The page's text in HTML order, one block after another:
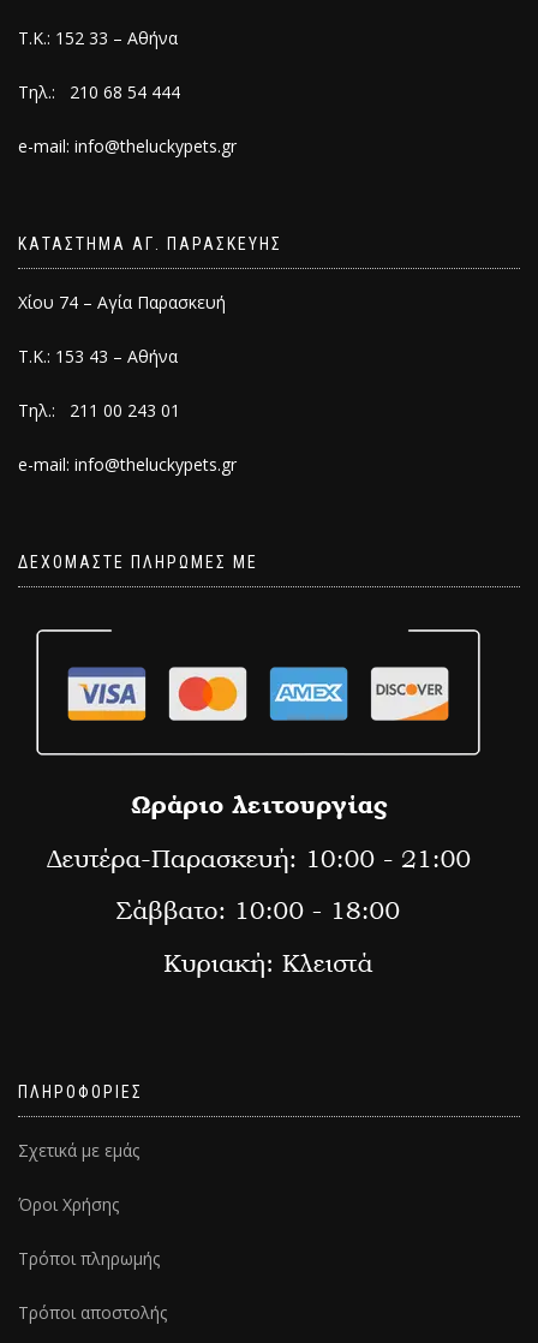
Τ.Κ.: 152 33 – Αθήνα
Τηλ.: 210 68 54 444
e-mail: info@theluckypets.gr
ΚΑΤΑΣΤΗΜΑ ΑΓ. ΠΑΡΑΣΚΕΥΗΣ
Χίου 74 – Αγία Παρασκευή
Τ.Κ.: 153 43 – Αθήνα
Τηλ.: 211 00 243 01
e-mail: info@theluckypets.gr
ΔΕΧΟΜΑΣΤΕ ΠΛΗΡΩΜΕΣ ΜΕ
ΠΛΗΡΟΦΟΡΙΕΣ
Σχετικά με εμάς
Όροι Χρήσης
Τρόποι πληρωμής
Τρόποι αποστολής